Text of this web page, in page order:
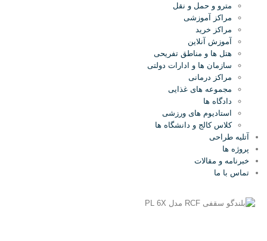
مترو و حمل و نقل
مراکز آموزشی
مراکز خرید
آموزش آنلاین
هتل ها و مناطق تفریحی
سازمان ها و ادارات دولتی
مراکز درمانی
مجموعه های غذایی
دادگاه ها
استادیوم های ورزشی
کلاس کالج و دانشگاه ها
آتلیه طراحی
پروژه ها
خبرنامه و مقالات
تماس با ما